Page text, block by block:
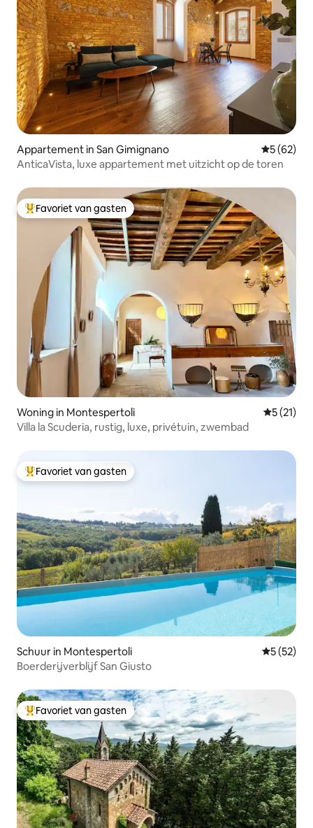
Appartement in San Gimignano
5 (62)
AnticaVista, luxe appartement met uitzicht op de toren
Topfavoriet van gasten
Favoriet van gasten
Woning in Montespertoli
5 (21)
Villa la Scuderia, rustig, luxe, privétuin, zwembad
Topfavoriet van gasten
Favoriet van gasten
Schuur in Montespertoli
5 (52)
Boerderijverblijf San Giusto
Topfavoriet van gasten
Favoriet van gasten